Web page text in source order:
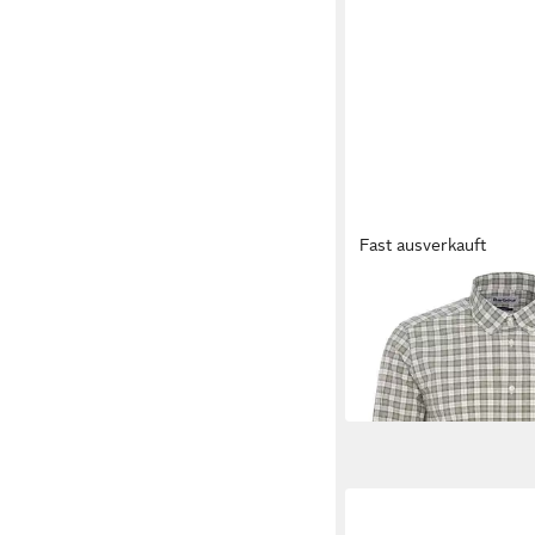
Fast ausverkauft
Flanellhemd
60,99 € UVP79,90 €
-24%